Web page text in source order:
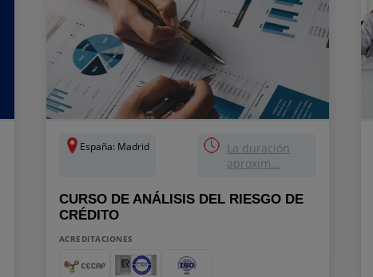
España: Madrid
La duración
aproxim...
CURSO DE ANÁLISIS DEL RIESGO DE
CRÉDITO
ACREDITACIONES